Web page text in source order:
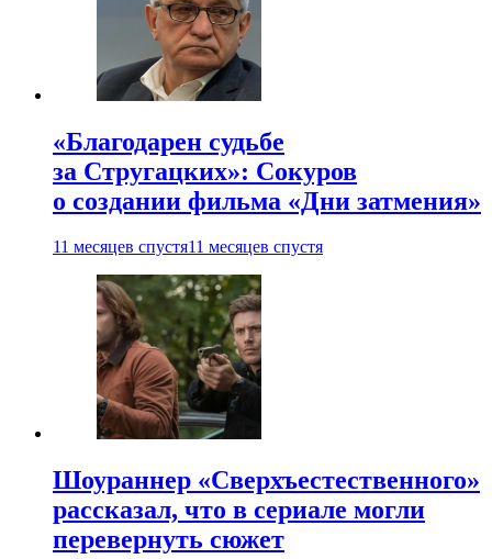
«Благодарен судьбе
за Стругацких»: Сокуров
о создании фильма «Дни затмения»
11 месяцев спустя11 месяцев спустя
Шоураннер «Сверхъестественного»
рассказал, что в сериале могли
перевернуть сюжет